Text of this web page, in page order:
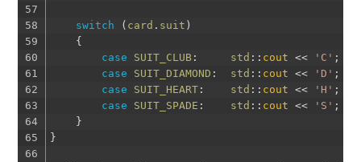
57
58
59
60
61
62
63
64
65
66
switch ( card . suit )
{
case
SUIT_CLUB : std :: cout << 'C' ;
case
SUIT_DIAMOND : std :: cout << 'D' ;
case
SUIT_HEART : std :: cout << 'H' ;
case
SUIT_SPADE : std :: cout << 'S' ;
}
}